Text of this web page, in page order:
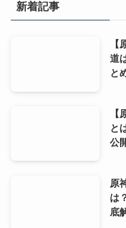
新着記事
道
と
と
公
原
は
底